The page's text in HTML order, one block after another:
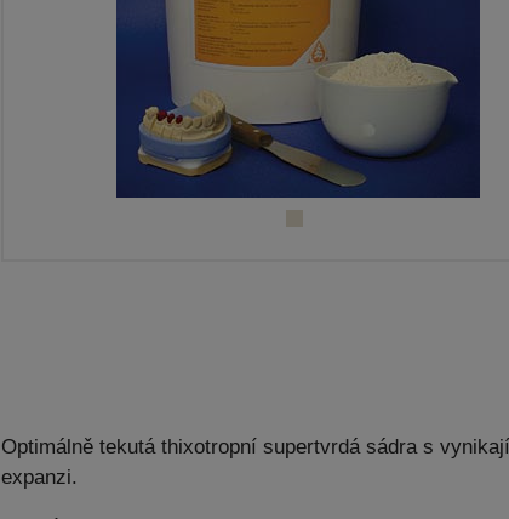
Optimálně tekutá thixotropní supertvrdá sádra s
expanzi.